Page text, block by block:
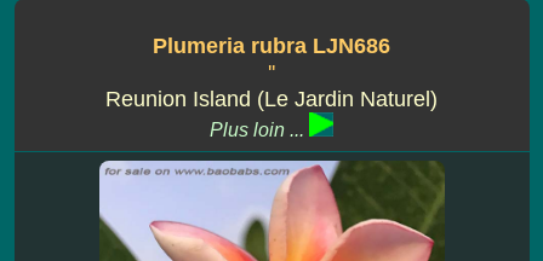
Plumeria rubra LJN686
''
Reunion Island (Le Jardin Naturel)
Plus loin ...